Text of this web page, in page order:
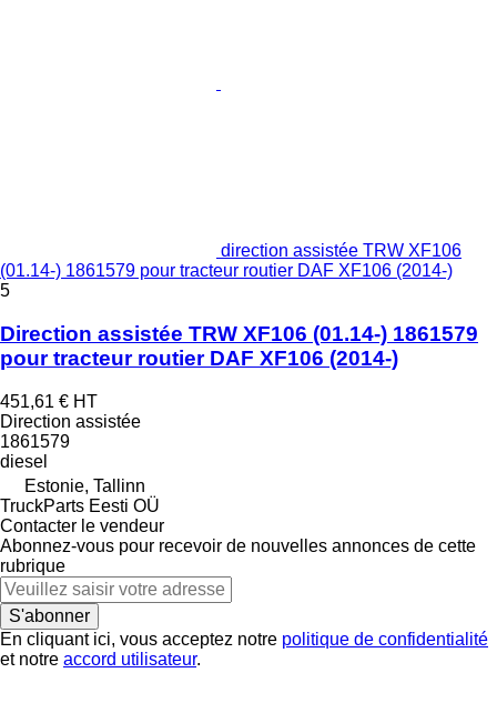
direction assistée TRW XF106
(01.14-) 1861579 pour tracteur routier DAF XF106 (2014-)
5
Direction assistée TRW XF106 (01.14-) 1861579
pour tracteur routier DAF XF106 (2014-)
451,61 € HT
Direction assistée
1861579
diesel
Estonie, Tallinn
TruckParts Eesti OÜ
Contacter le vendeur
Abonnez-vous pour recevoir de nouvelles annonces de cette
rubrique
S'abonner
En cliquant ici, vous acceptez notre politique de confidentialité
et notre accord utilisateur.